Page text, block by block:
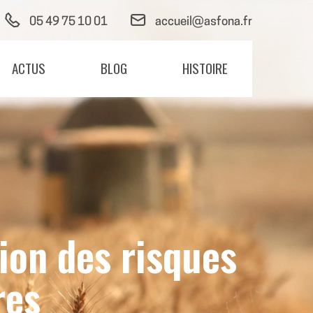
05 49 75 10 01 accueil@asfona.fr
ACTUS BLOG HISTOIRE
des risques